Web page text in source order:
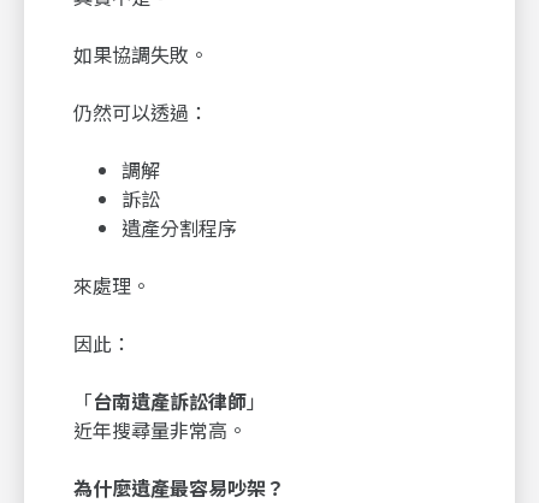
如果協調失敗。
仍然可以透過：
調解
訴訟
遺產分割程序
來處理。
因此：
「台南遺產訴訟律師」
近年搜尋量非常高。
為什麼遺產最容易吵架？